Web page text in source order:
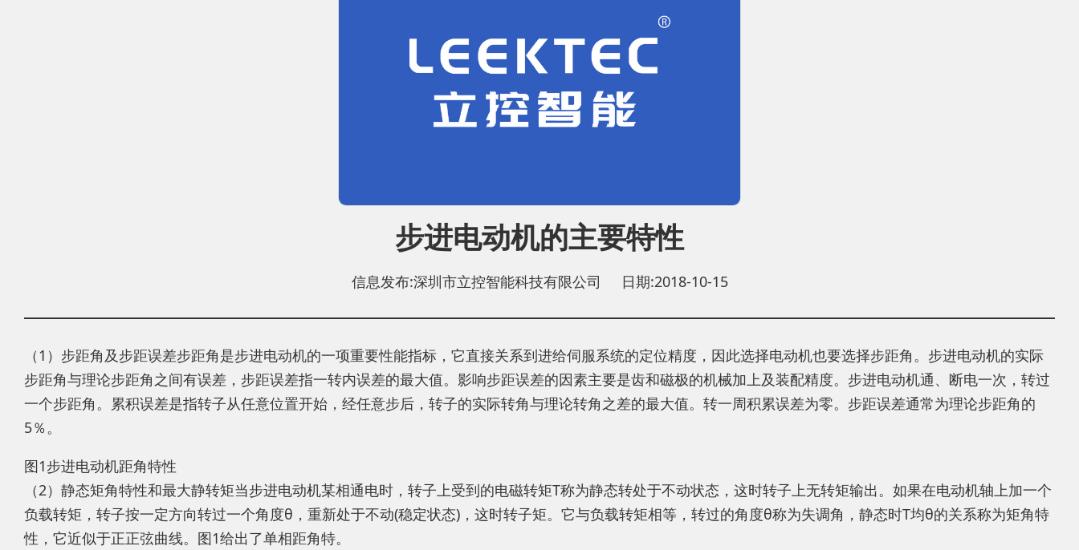
步进电动机的主要特性
信息发布:深圳市立控智能科技有限公司 日期:2018-10-15
（1）步距角及步距误差步距角是步进电动机的一项重要性能指标，它直接关系到进给伺服系统的定位精度，因此选择电动机也要选择步距角。步进电动机的实际
步距角与理论步距角之间有误差，步距误差指一转内误差的最大值。影响步距误差的因素主要是齿和磁极的机械加上及装配精度。步进电动机通、断电一次，转过
一个步距角。累积误差是指转子从任意位置开始，经任意步后，转子的实际转角与理论转角之差的最大值。转一周积累误差为零。步距误差通常为理论步距角的
5％。
图1步进电动机距角特性
（2）静态矩角特性和最大静转矩当步进电动机某相通电时，转子上受到的电磁转矩T称为静态转处于不动状态，这时转子上无转矩输出。如果在电动机轴上加一个
负载转矩，转子按一定方向转过一个角度θ，重新处于不动(稳定状态)，这时转子矩。它与负载转矩相等，转过的角度θ称为失调角，静态时T均θ的关系称为矩角特
性，它近似于正正弦曲线。图1给出了单相距角特。